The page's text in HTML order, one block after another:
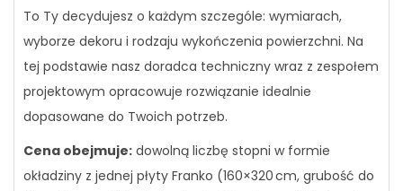
To Ty decydujesz o każdym szczególe: wymiarach,
wyborze dekoru i rodzaju wykończenia powierzchni. Na
tej podstawie nasz doradca techniczny wraz z zespołem
projektowym opracowuje rozwiązanie idealnie
dopasowane do Twoich potrzeb.
Cena obejmuje: dowolną liczbę stopni w formie
okładziny z jednej płyty Franko (160×320 cm, grubość do